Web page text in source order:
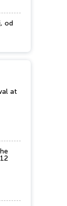
od
at